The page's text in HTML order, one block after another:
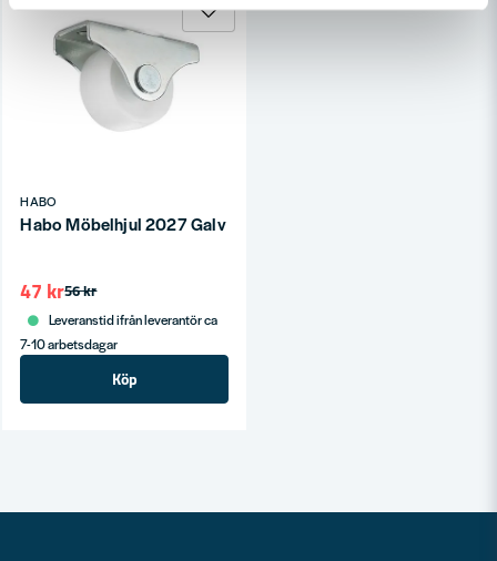
HABO
Habo Möbelhjul 2027 Galv SB
56 kr
47 kr
Leveranstid ifrån leverantör ca
7-10 arbetsdagar
Köp